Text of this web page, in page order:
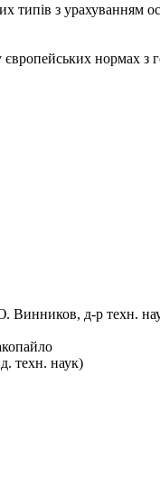
типів з урахуванням
нормах з
Винников, д-р техн.
техн. наук)